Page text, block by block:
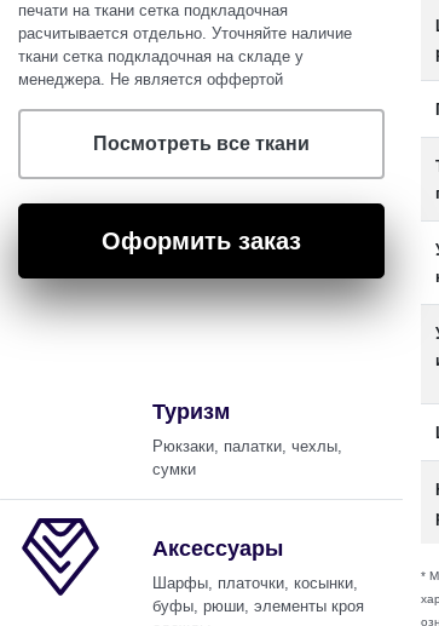
печати на ткани сетка подкладочная
расчитывается отдельно. Уточняйте наличие
ткани сетка подкладочная на складе у
менеджера. Не является оффертой
Посмотреть все ткани
Оформить заказ
Туризм
Рюкзаки, палатки, чехлы,
сумки
Аксессуары
Шарфы, платочки, косынки,
буфы, рюши, элементы кроя
*